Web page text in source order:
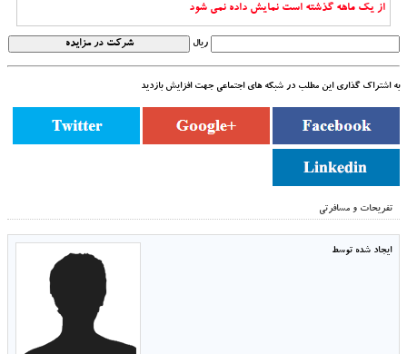
از یک ماهه گذشته است نمایش داده نمی شود
ریال
به اشتراک گذاری این مطلب در شبکه های اجتماعی جهت افزایش بازدید
تفریحات و مسافرتی
ایجاد شده توسط